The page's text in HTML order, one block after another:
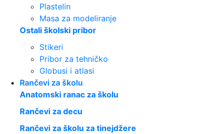
Plastelin
Masa za modeliranje
Ostali školski pribor
Stikeri
Pribor za tehničko
Globusi i atlasi
Rančevi za školu
Anatomski ranac za školu
Rančevi za decu
Rančevi za školu za tinejdžere